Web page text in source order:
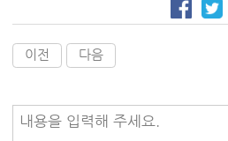
이전 다음
내용을 입력해 주세요.